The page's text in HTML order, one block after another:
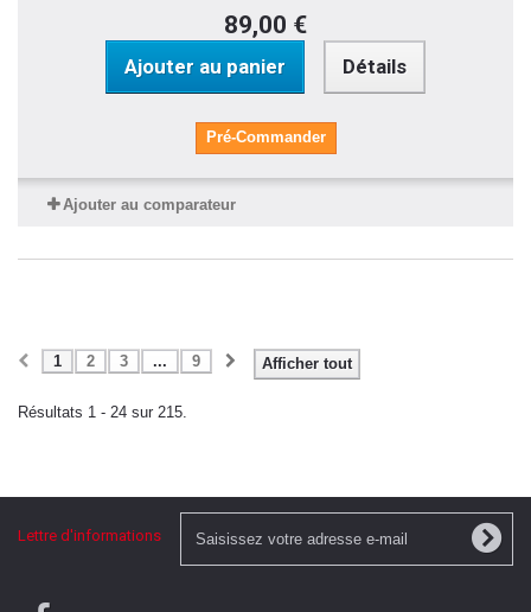
89,00 €
Ajouter au panier Détails
Pré-Commander
Ajouter au comparateur
Afficher tout
1 2 3 ... 9
Résultats 1 - 24 sur 215.
Lettre d'informations